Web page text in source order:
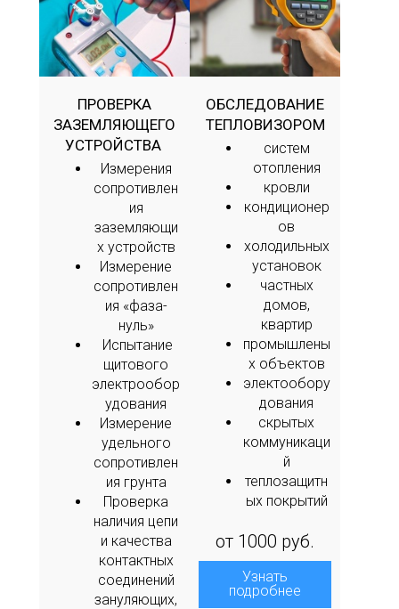
ПРОВЕРКА
ЗАЗЕМЛЯЮЩЕГО
УСТРОЙСТВА
Измерения
сопротивлен
ия
заземляющи
х устройств
Измерение
сопротивлен
ия «фаза-
нуль»
Испытание
щитового
электрообор
удования
Измерение
удельного
сопротивлен
ия грунта
Проверка
наличия цепи
и качества
контактных
соединений
зануляющих,
ОБСЛЕДОВАНИЕ
ТЕПЛОВИЗОРОМ
систем
отопления
кровли
кондиционер
ов
холодильных
установок
частных
домов,
квартир
промышлены
х объектов
электообору
дования
скрытых
коммуникаци
й
теплозащитн
ых покрытий
от 1000 руб.
Узнать
подробнее